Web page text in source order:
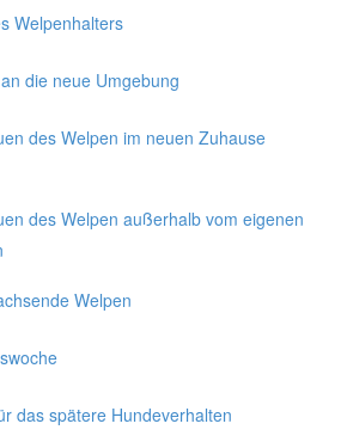
Welpenhalters
die neue Umgebung
des Welpen im neuen Zuhause
des Welpen außerhalb vom eigenen
Welpen
das spätere Hundeverhalten